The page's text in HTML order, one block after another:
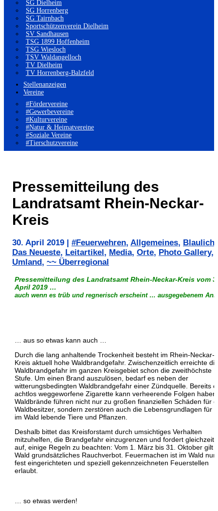
SG Dielheim
SG Horrenberg
SG Tairnbach
Sportschützenverein Dielheim
SV Sandhausen
TSG 1899 Hoffenheim
TSG Wiesloch
TSV Waldangelloch
TV Dielheim
TV Horrenberg-Balzfeld
Stellenanzeigen
Vereine
#Fördervereine
#Gewerbevereine
#Kulturvereine
#Natur & Heimatvereine
#Soziale Vereine
#Tierschutzvereine
Pressemitteilung des
Landratsamt Rhein-Neckar-
Kreis
30. April 2019 #Feuerwehren, Allgemeines, Blaulicht
Das Neueste, Leitartikel , Media, Orte, Photo Gallery,
Umland , ~~ Überregional
Pressemitteilung des Landratsamt Rhein-Neckar-Kreis vom
April 2019 …
auch wenn es trüb und regnerisch erscheint … ausgegebenem
… aus so etwas kann auch …
Durch die lang anhaltende Trockenheit besteht im Rhein-Neckar-
Kreis aktuell hohe Waldbrandgefahr. Zwischenzeitlich erreichte die
Waldbrandgefahr im ganzen Kreisgebiet schon die zweithöchste
Stufe. Um einen Brand auszulösen, bedarf es neben der
witterungsbedingten Waldbrandgefahr einer Zündquelle. Bereits
achtlos weggeworfene Zigarette kann verheerende Folgen haben.
Waldbrände führen nicht nur zu großen finanziellen Schäden für
Waldbesitzer, sondern zerstören auch die Lebensgrundlagen für
im Wald lebende Tiere und Pflanzen.
Deshalb bittet das Kreisforstamt durch umsichtiges Verhalten
mitzuhelfen, die Brandgefahr einzugrenzen und fordert
auf, einige Regeln zu beachten: Vom 1. März bis 31. Oktober gilt
Wald grundsätzliches Rauchverbot. Feuermachen ist im Wald nur
fest eingerichteten und speziell gekennzeichneten Feuerstellen
erlaubt.
… so etwas werden!